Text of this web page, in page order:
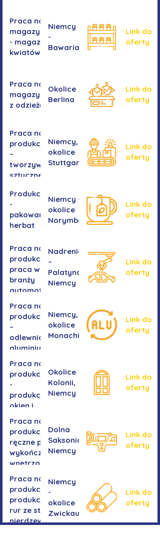
Praca na
magazynie
- magazyn
kwiatów
Niemcy
-
Bawaria
Link do
oferty
Praca na
magazynie
z odzieżą
Okolice
Berlina
Link do
oferty
Praca na
produkcji
–
tworzywa
sztuczne
Niemcy,
okolice
Stuttgartu
Link do
oferty
Produkcja
-
pakowanie
herbat
Niemcy -
okolice
Norymbergii
Link do
oferty
Praca na
produkcji -
praca w
branży
automotive
Nadrenia
–
Palatynat,
Niemcy
Link do
oferty
Praca na
produkcji
–
odlewnia
aluminium
Niemcy,
okolice
Monachium
Link do
oferty
Praca na
produkcji
-
produkcja
okien i
Okolice
Kolonii,
Niemcy
Link do
oferty
Praca na
produkcji -
ręczne prace
wykończeniowe
wnętrza aut
Dolna
Saksonia,
Niemcy
Link do
oferty
Praca na
produkcji-
produkcja
rur ze stali
nierdzewnej
Niemcy
-
okolice
Zwickau
Link do
oferty